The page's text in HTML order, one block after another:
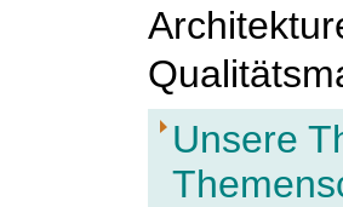
Unsere